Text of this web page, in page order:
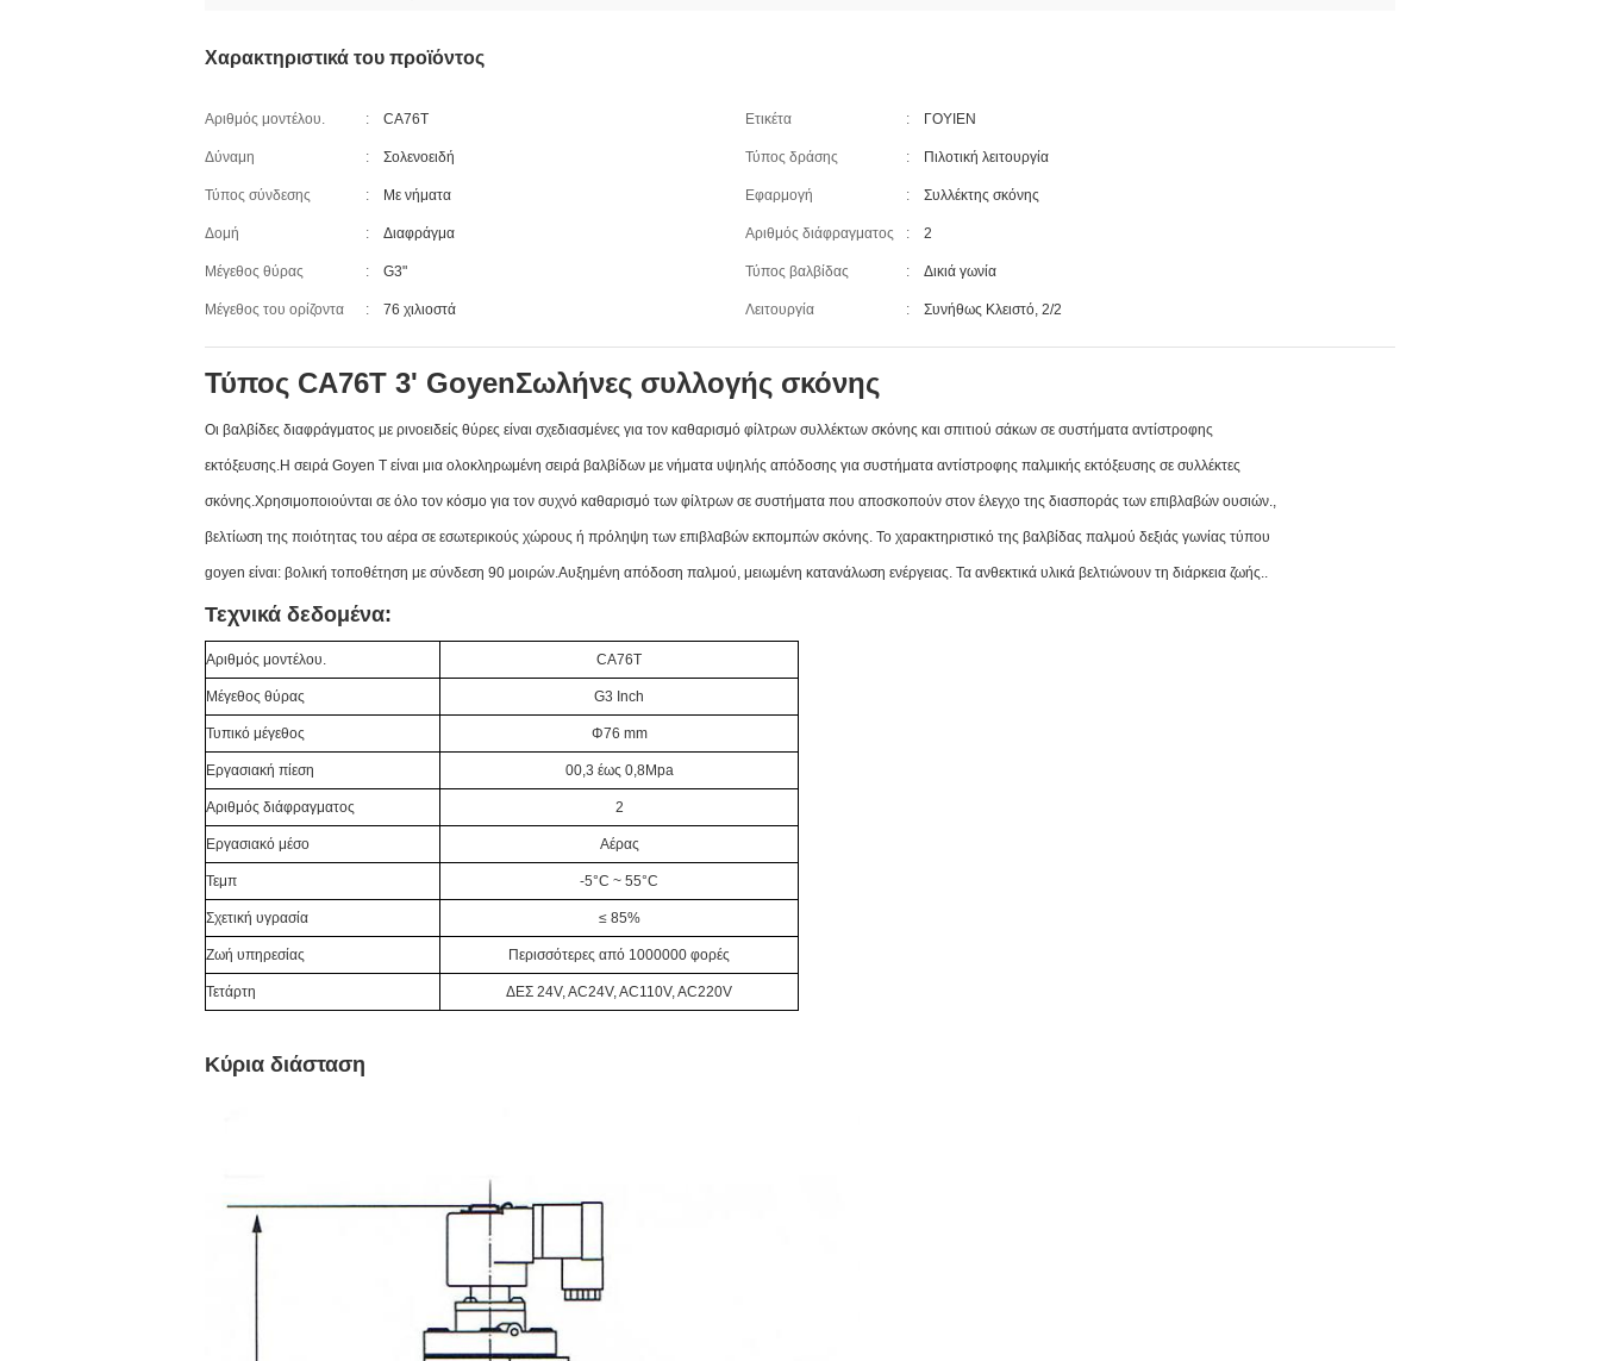
Χαρακτηριστικά του προϊόντος
Αριθμός μοντέλου. : CA76T Ετικέτα : ΓΟΥΙΕΝ
Δύναμη : Σολενοειδή Τύπος δράσης : Πιλοτική λειτουργία
Τύπος σύνδεσης : Με νήματα Εφαρμογή : Συλλέκτης σκόνης
Δομή : Διαφράγμα Αριθμός διάφραγματος : 2
Μέγεθος θύρας : G3" Τύπος βαλβίδας : Δικιά γωνία
Μέγεθος του ορίζοντα : 76 χιλιοστά Λειτουργία : Συνήθως Κλειστό, 2/2
Τύπος CA76T 3' GoyenΣωλήνες συλλογής σκόνης
Οι βαλβίδες διαφράγματος με ρινοειδείς θύρες είναι σχεδιασμένες για τον καθαρισμό φίλτρων συλλέκτων σκόνης και σπιτιού σάκων σε συστήματα αντίστροφης
εκτόξευσης.Η σειρά Goyen T είναι μια ολοκληρωμένη σειρά βαλβίδων με νήματα υψηλής απόδοσης για συστήματα αντίστροφης παλμικής εκτόξευσης σε συλλέκτες
σκόνης.Χρησιμοποιούνται σε όλο τον κόσμο για τον συχνό καθαρισμό των φίλτρων σε συστήματα που αποσκοπούν στον έλεγχο της διασποράς των επιβλαβών ουσιών.,
βελτίωση της ποιότητας του αέρα σε εσωτερικούς χώρους ή πρόληψη των επιβλαβών εκπομπών σκόνης. Το χαρακτηριστικό της βαλβίδας παλμού δεξιάς γωνίας τύπου
goyen είναι: βολική τοποθέτηση με σύνδεση 90 μοιρών.Αυξημένη απόδοση παλμού, μειωμένη κατανάλωση ενέργειας. Τα ανθεκτικά υλικά βελτιώνουν τη διάρκεια ζωής..
Τεχνικά δεδομένα:
Αριθμός μοντέλου. CA76T
Μέγεθος θύρας G3 Inch
Τυπικό μέγεθος Φ76 mm
Εργασιακή πίεση 00,3 έως 0,8Mpa
Αριθμός διάφραγματος 2
Εργασιακό μέσο Αέρας
Τεμπ -5°C ~ 55°C
Σχετική υγρασία ≤ 85%
Ζωή υπηρεσίας Περισσότερες από 1000000 φορές
Τετάρτη ΔΕΣ 24V, AC24V, AC110V, AC220V
Κύρια διάσταση